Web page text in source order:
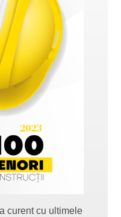
curent cu ultimele